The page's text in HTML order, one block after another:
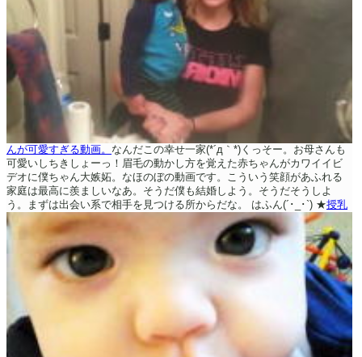
んが可愛すぎる動画。 なんだこの幸せ一家(*´д｀*)くっそー。お母さんも
可愛いしちきしょーっ！眉毛の動かし方を覚えた赤ちゃんがカワイイビ
デオに僕ちゃん大嫉妬。なほのぼの動画です。こういう笑顔があふれる
家庭は最高に羨ましいなあ。そうだ僕も結婚しよう。そうだそうしよ
う。まずは出会い系で相手を見つける所からだな。
はふん(´･_･`) ★授乳